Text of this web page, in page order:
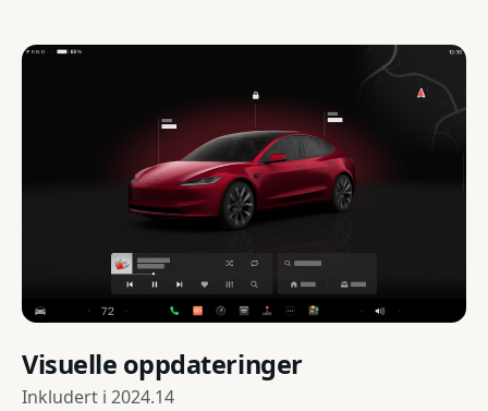
Visuelle oppdateringer
Inkludert i 2024.14